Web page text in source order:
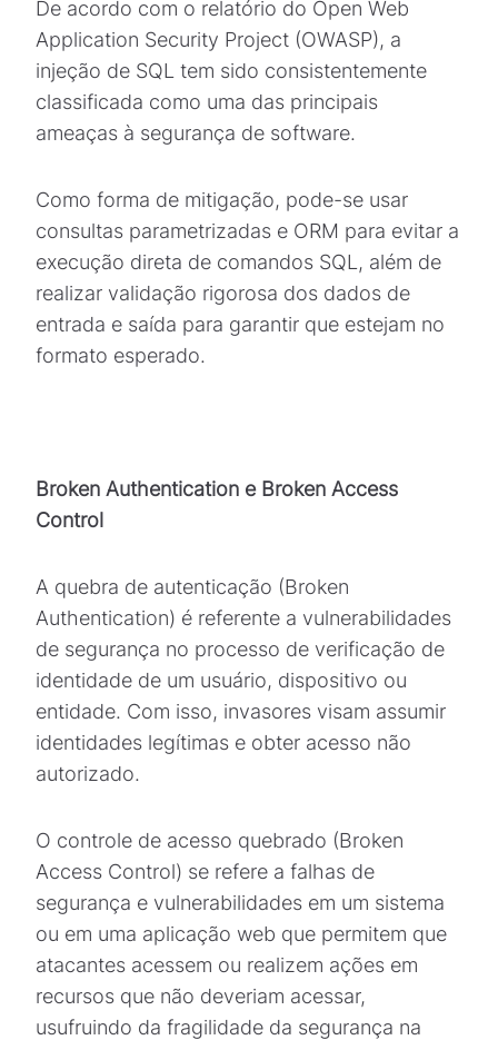
De acordo com o relatório do Open Web
Application Security Project (OWASP), a
injeção de SQL tem sido consistentemente
classificada como uma das principais
ameaças à segurança de software.
Como forma de mitigação, pode-se usar
consultas parametrizadas e ORM para evitar a
execução direta de comandos SQL, além de
realizar validação rigorosa dos dados de
entrada e saída para garantir que estejam no
formato esperado.
Broken Authentication e Broken Access
Control
A quebra de autenticação (Broken
Authentication) é referente a vulnerabilidades
de segurança no processo de verificação de
identidade de um usuário, dispositivo ou
entidade. Com isso, invasores visam assumir
identidades legítimas e obter acesso não
autorizado.
O controle de acesso quebrado (Broken
Access Control) se refere a falhas de
segurança e vulnerabilidades em um sistema
ou em uma aplicação web que permitem que
atacantes acessem ou realizem ações em
recursos que não deveriam acessar,
usufruindo da fragilidade da segurança na